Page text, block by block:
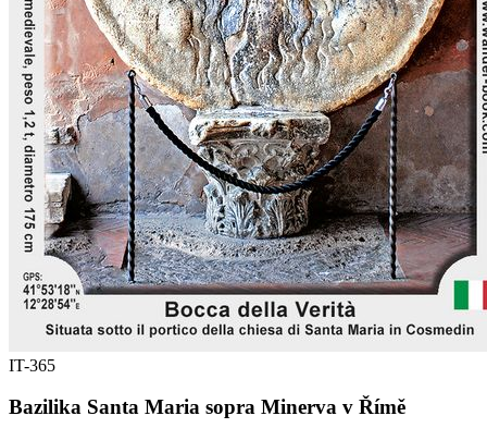
IT-365
Bazilika Santa Maria sopra Minerva v Římě